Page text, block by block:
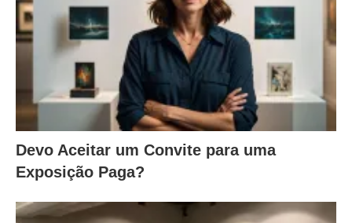
Devo Aceitar um Convite para uma
Exposição Paga?